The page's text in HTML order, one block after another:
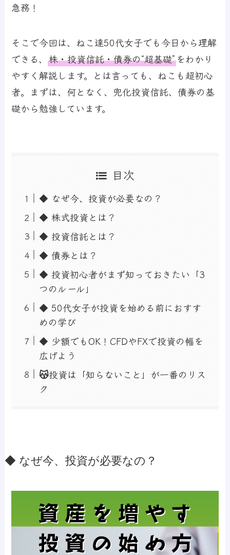
急務！
そこで今回は、ねこ達50代女子でも今日から理解
できる、株・投資信託・債券の“超基礎”をわかり
やすく解説します。とは言っても、ねこも超初心
者。まずは、何となく、兜化投資信託、債券の基
礎から勉強しています。
目次
◆ なぜ今、投資が必要なの？
◆ 株式投資とは？
◆ 投資信託とは？
◆ 債券とは？
◆ 投資初心者がまず知っておきたい「3
つのルール」
◆ 50代女子が投資を始める前におすす
めの学び
◆ 少額でもOK！CFDやFXで投資の幅を
広げよう
😽投資は「知らないこと」が一番のリス
ク
◆ なぜ今、投資が必要なの？